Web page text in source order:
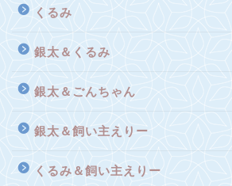
くるみ
銀太＆くるみ
銀太＆ごんちゃん
銀太＆飼い主えりー
くるみ＆飼い主えりー